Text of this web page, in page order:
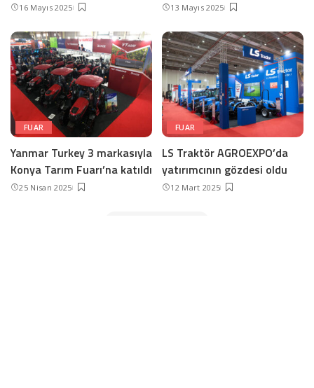
16 Mayıs 2025 13 Mayıs 2025
FUAR
Yanmar Turkey 3 markasıyla
Konya Tarım Fuarı’na katıldı
25 Nisan 2025
FUAR
LS Traktör AGROEXPO’da
yatırımcının gözdesi oldu
12 Mart 2025